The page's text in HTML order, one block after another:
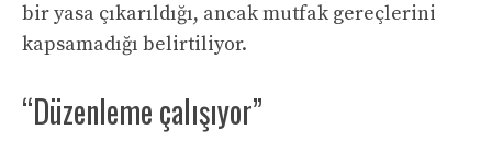
bir yasa çıkarıldığı, ancak mutfak gereçlerini
kapsamadığı belirtiliyor.
“Düzenleme çalışıyor”